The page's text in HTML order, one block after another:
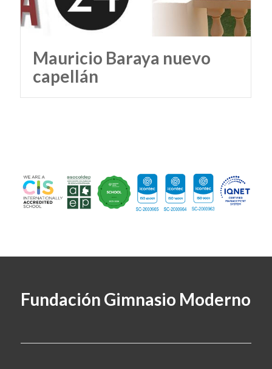
Mauricio Baraya nuevo
capellán
Fundación Gimnasio Moderno